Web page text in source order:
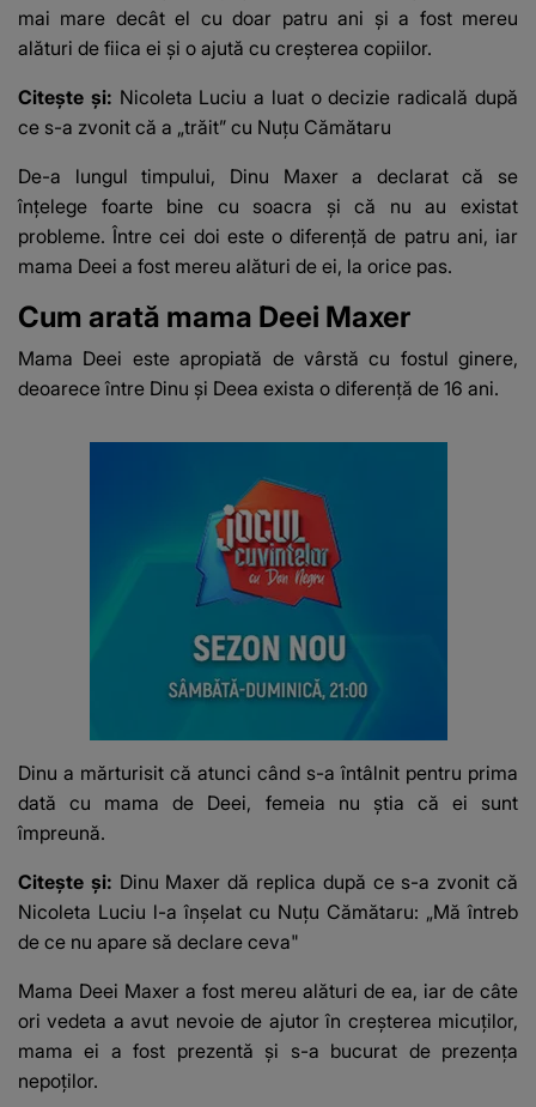
mai mare decât el cu doar patru ani și a fost mereu
alături de fiica ei și o ajută cu creșterea copiilor.
Citește și: Nicoleta Luciu a luat o decizie radicală după
ce s-a zvonit că a „trăit” cu Nuțu Cămătaru
De-a lungul timpului, Dinu Maxer a declarat că se
înțelege foarte bine cu soacra și că nu au existat
probleme. Între cei doi este o diferență de patru ani, iar
mama Deei a fost mereu alături de ei, la orice pas.
Cum arată mama Deei Maxer
Mama Deei este apropiată de vârstă cu fostul ginere,
deoarece între Dinu și Deea exista o diferență de 16 ani.
Dinu a mărturisit că atunci când s-a întâlnit pentru prima
dată cu mama de Deei, femeia nu știa că ei sunt
împreună.
Citește și: Dinu Maxer dă replica după ce s-a zvonit că
Nicoleta Luciu l-a înșelat cu Nuțu Cămătaru: „Mă întreb
de ce nu apare să declare ceva"
Mama Deei Maxer a fost mereu alături de ea, iar de câte
ori vedeta a avut nevoie de ajutor în creșterea micuților,
mama ei a fost prezentă și s-a bucurat de prezența
nepoților.